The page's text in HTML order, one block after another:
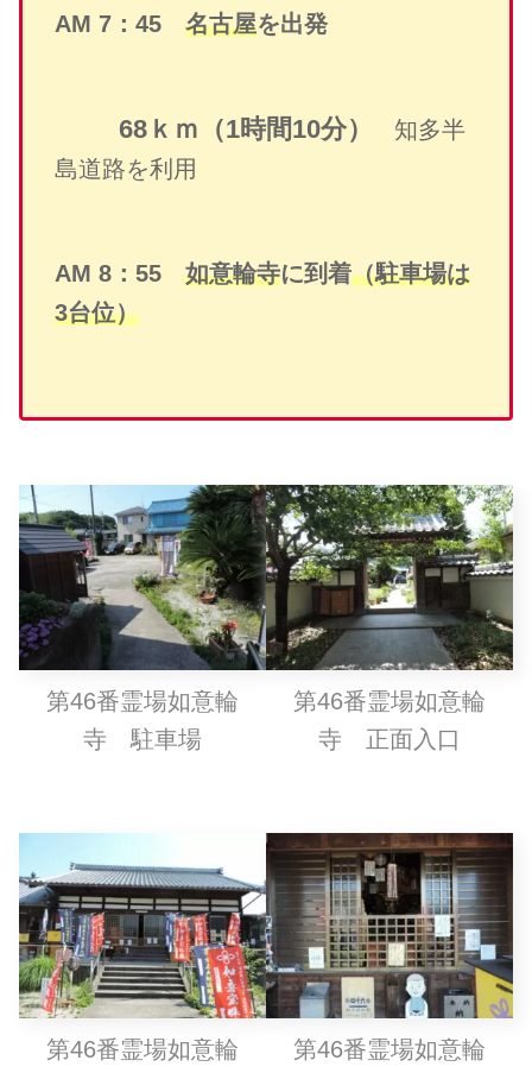
AM 7：45 名古屋を出発
68ｋｍ（1時間10分）
知多半
島道路を利用
AM 8：55 如意輪寺に到着（駐車場は
3台位）
第46番霊場如意輪
寺 駐車場
第46番霊場如意輪
寺 正面入口
第46番霊場如意輪
第46番霊場如意輪